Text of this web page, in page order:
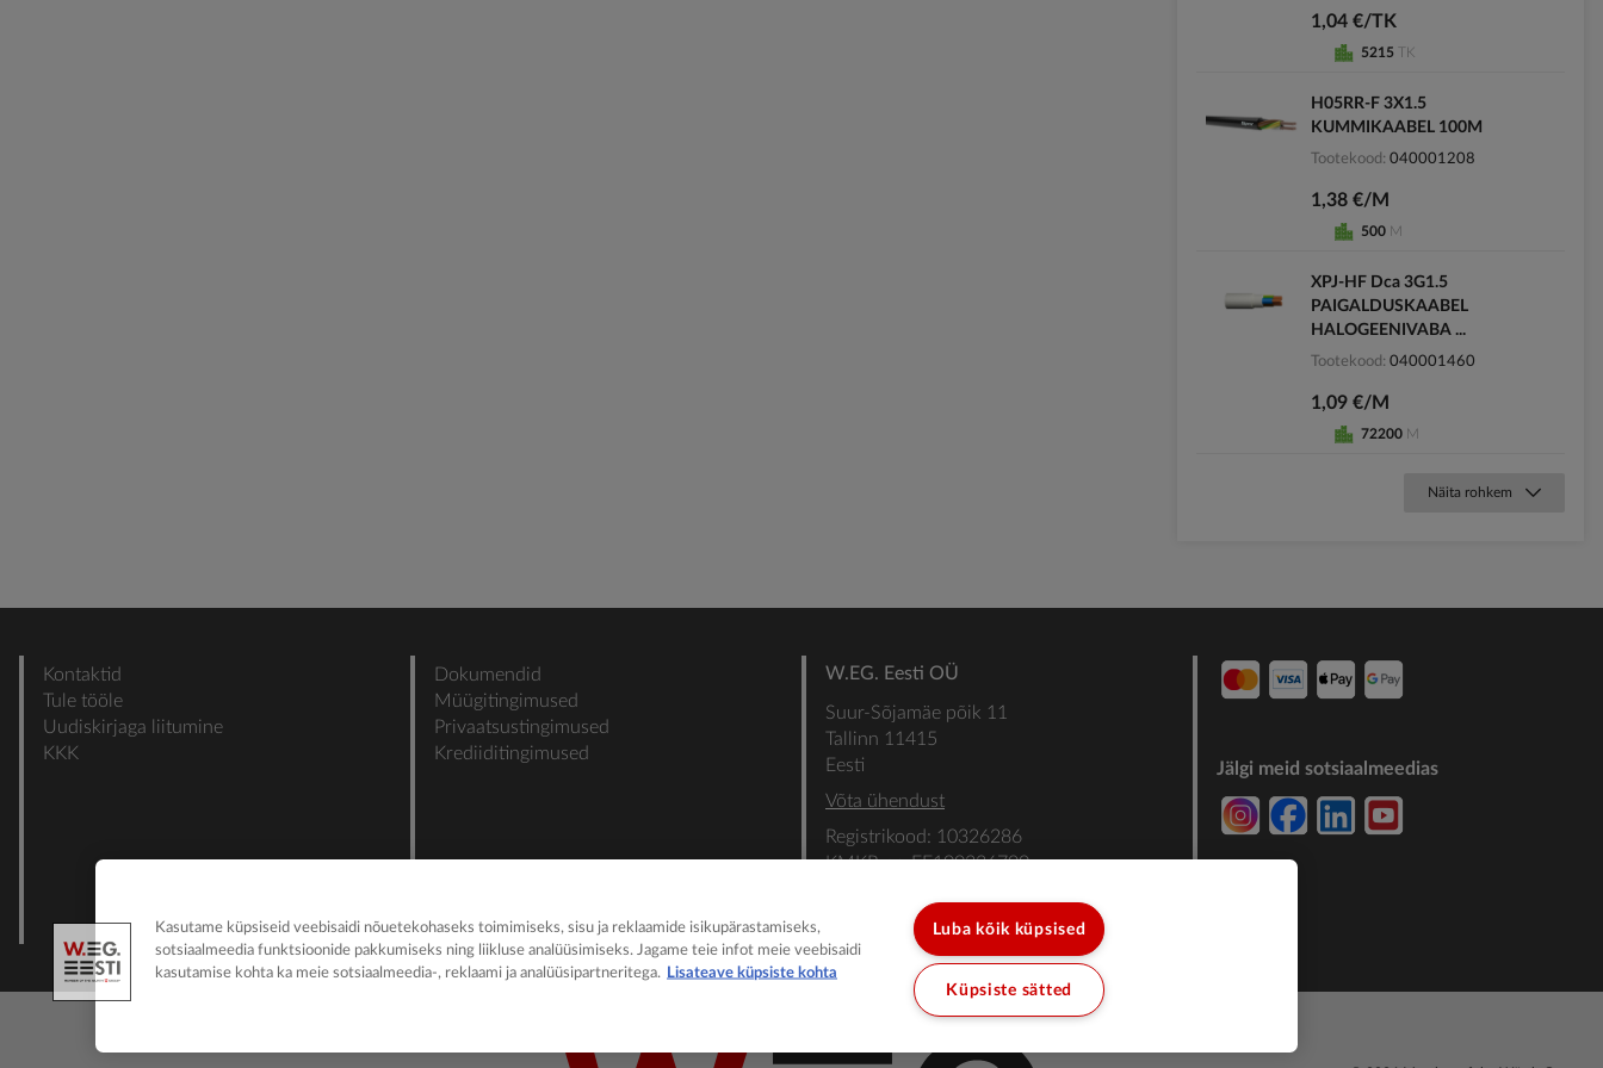
1,04 €/TK
5215 TK
H05RR-F 3X1.5
KUMMIKAABEL 100M
Tootekood 040001208
1,38 €/M
500 M
XPJ-HF Dca 3G1.5
PAIGALDUSKAABEL
HALOGEENIVABA ...
Tootekood 040001460
1,09 €/M
72200 M
Näita rohkem
Kontaktid
Tule tööle
Uudiskirjaga liitumine
KKK
Dokumendid
Müügitingimused
Privaatsustingimused
Krediiditingimused
W.EG. Eesti OÜ
Suur-Sõjamäe põik 11
Tallinn 11415
Eesti
Võta ühendust
Registrikood: 10326286
KMKR nr: EE100336700
SWIFT: EEUHEE2X
Jälgi meid sotsiaalmeedias
Kasutame küpsiseid veebisaidi nõuetekohaseks toimimiseks, sisu ja reklaamide isikupärastamiseks,
sotsiaalmeedia funktsioonide pakkumiseks ning liikluse analüüsimiseks. Jagame teie infot meie veebisaidi
kasutamise kohta ka meie sotsiaalmeedia-, reklaami ja analüüsipartneritega.
Lisateave küpsiste kohta
Luba kõik küpsised
Küpsiste sätted